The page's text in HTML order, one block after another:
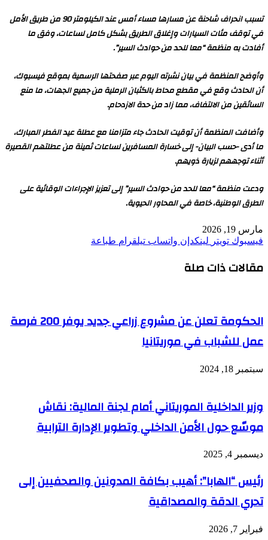
تسبب انحراف شاحنة عن مسارها مساء أمس عند الكيلومتر 90 من طريق الأمل
في توقف مئات السيارات وإغلاق الطريق بشكل كامل لساعات، وفق ما
أفادت به منظمة “معا للحد من حوادث السير”.
وأوضح المنظمة في بيان نشرته اليوم عبر صفحتها الرسمية بموقع فيسبوك،
أن الحادث وقع في مقطع محاط بالكثبان الرملية من جميع الجهات، ما منع
السائقين من الالتفاف، مما زاد من حدة الازدحام.
وأضافت المنظمة أن توقيت الحادث جاء متزامنا مع عطلة عيد الفطر المبارك،
ما أدى -حسب البيان- إلى خسارة المسافرين لساعات ثمينة من عطلتهم القصيرة
أثناء توجههم لزيارة ذويهم.
ودعت منظمة “معا للحد من حوادث السير” إلى تعزيز الإجراءات الوقائية على
الطرق الوطنية، خاصة في المحاور الحيوية.
مارس 19, 2026
فيسبوك تويتر لينكدإن واتساب تيلقرام طباعة
مقالات ذات صلة
الحكومة تعلن عن مشروع زراعي جديد يوفر 200 فرصة
عمل للشباب في موريتانيا
سبتمبر 18, 2024
وزير الداخلية الموريتاني أمام لجنة المالية: نقاش
موسّع حول الأمن الداخلي وتطوير الإدارة الترابية
ديسمبر 4, 2025
رئيس “الهابا”: أهيب بكافة المدونين والصحفيين إلى
تحري الدقة والمصداقية
فبراير 7, 2026